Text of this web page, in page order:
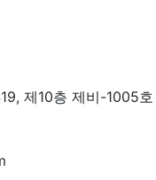
제10층 제비-1005호